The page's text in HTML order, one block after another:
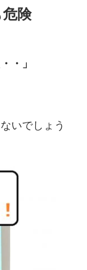
険
・」
いでしょう